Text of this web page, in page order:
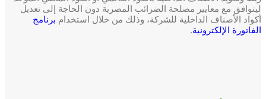
ليتوافق مع معايير مصلحة الضرائب المصرية دون الحاجة إلى تعديل
أكواد الأصناف الداخلية للشركة، وذلك من خلال استخدام برنامج
الفاتورة الإلكترونية.